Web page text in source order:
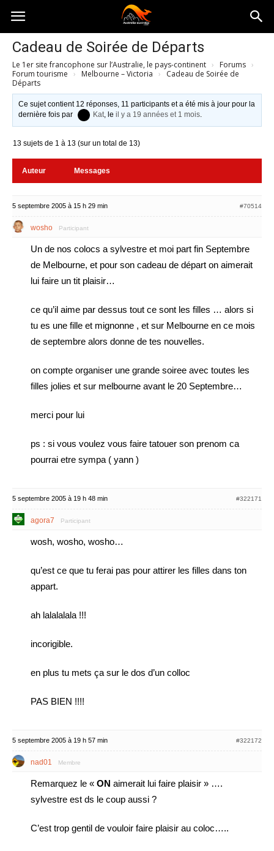
Australia-
australie.com
Cadeau de Soirée de Départs
Le 1er site francophone sur l’Australie, le pays-continent › Forums ›
Forum tourisme › Melbourne – Victoria ›
Cadeau de Soirée de
Départs
Ce sujet contient 12 réponses, 11 participants et a été mis à jour pour la
dernière fois par
Kat, leil y a 19 années et 1 mois.
13 sujets de 1 à 13 (sur un total de 13)
Auteur Messages
5 septembre 2005 à 15 h 29 min #70514
wosho Participant
Un de nos colocs a sylvestre et moi part fin Septembre
de Melbourne, et pour son cadeau de départ on aimerait
lui faire un tit plaisir…
ce qu’il aime par dessus tout ce sont les filles … alors si
tu es une fille et mignonne , et sur Melbourne en ce mois
de septembre alors donne de tes nouvelles.
on compte organiser une grande soiree avec toutes les
filles jolies et sur melbourne avant le 20 Septembre…
merci pour lui
ps : si vous voulez vous faire tatouer son prenom ca
pourrai etre sympa ( yann )
5 septembre 2005 à 19 h 48 min #322171
agora7 Participant
wosh, wosho, wosho…
qu’est ce que tu ferai pas pour attirer les filles dans ton
appart.
ah lalalalala !!!
incorigible.
en plus tu mets ça sur le dos d’un colloc
PAS BIEN !!!!
5 septembre 2005 à 19 h 57 min #322172
nad01 Membre
Remarquez le « ON aimerait lui faire plaisir » ….
sylvestre est ds le coup aussi ?
C’est trop gentil de vouloir faire plaisir au coloc…..